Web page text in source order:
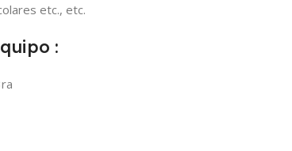
etc., etc.
: